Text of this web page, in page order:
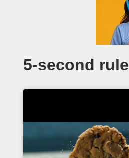
5-second rule